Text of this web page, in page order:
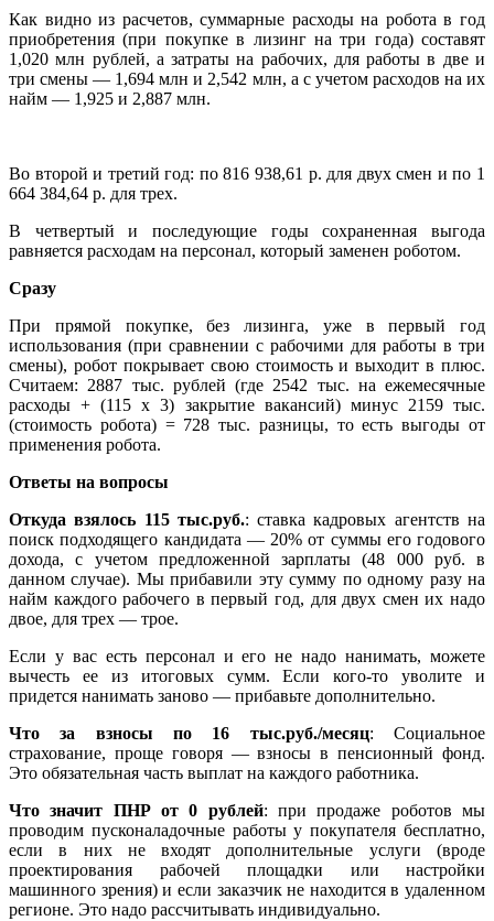
Как видно из расчетов, суммарные расходы на робота в год
приобретения (при покупке в лизинг на три года) составят
1,020 млн рублей, а затраты на рабочих, для работы в две и
три смены — 1,694 млн и 2,542 млн, а с учетом расходов на их
найм — 1,925 и 2,887 млн.
Во второй и третий год: по 816 938,61 р. для двух смен и по 1
664 384,64 р. для трех.
В четвертый и последующие годы сохраненная выгода
равняется расходам на персонал, который заменен роботом.
Сразу
При прямой покупке, без лизинга, уже в первый год
использования (при сравнении с рабочими для работы в три
смены), робот покрывает свою стоимость и выходит в плюс.
Считаем: 2887 тыс. рублей (где 2542 тыс. на ежемесячные
расходы + (115 х 3) закрытие вакансий) минус 2159 тыс.
(стоимость робота) = 728 тыс. разницы, то есть выгоды от
применения робота.
Ответы на вопросы
Откуда взялось 115 тыс.руб.: ставка кадровых агентств на
поиск подходящего кандидата — 20% от суммы его годового
дохода, с учетом предложенной зарплаты (48 000 руб. в
данном случае). Мы прибавили эту сумму по одному разу на
найм каждого рабочего в первый год, для двух смен их надо
двое, для трех — трое.
Если у вас есть персонал и его не надо нанимать, можете
вычесть ее из итоговых сумм. Если кого-то уволите и
придется нанимать заново — прибавьте дополнительно.
Что за взносы по 16 тыс.руб./месяц: Социальное
страхование, проще говоря — взносы в пенсионный фонд.
Это обязательная часть выплат на каждого работника.
Что значит ПНР от 0 рублей: при продаже роботов мы
проводим пусконаладочные работы у покупателя бесплатно,
если в них не входят дополнительные услуги (вроде
проектирования рабочей площадки или настройки
машинного зрения) и если заказчик не находится в удаленном
регионе. Это надо рассчитывать индивидуально.